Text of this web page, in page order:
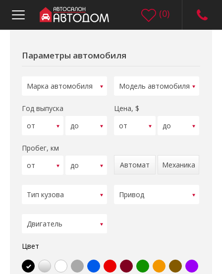
(0)
Параметры автомобиля
Год выпуска Цена, $
Пробег, км
Автомат
Механика
Цвет